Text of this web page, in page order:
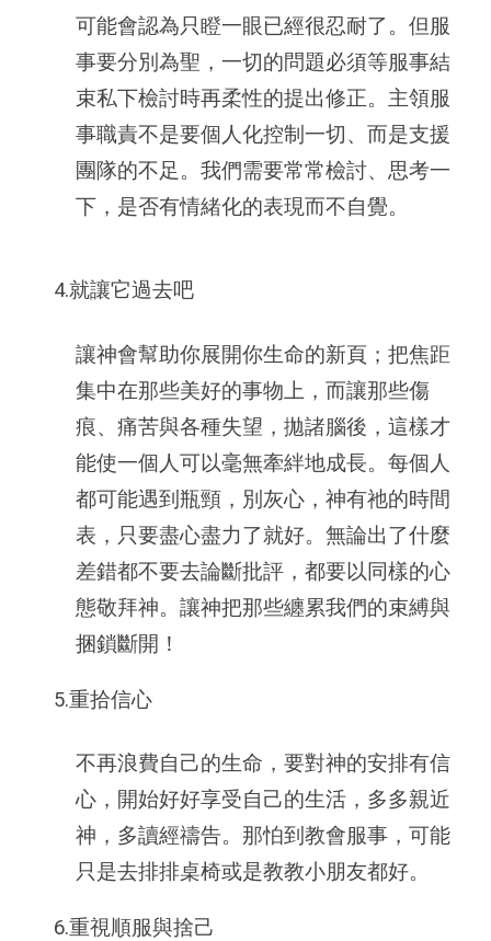
可能會認為只瞪一眼已經很忍耐了。但服
事要分別為聖，一切的問題必須等服事結
束私下檢討時再柔性的提出修正。主領服
事職責不是要個人化控制一切、而是支援
團隊的不足。我們需要常常檢討、思考一
下，是否有情緒化的表現而不自覺。
4.就讓它過去吧
讓神會幫助你展開你生命的新頁；把焦距
集中在那些美好的事物上，而讓那些傷
痕、痛苦與各種失望，拋諸腦後，這樣才
能使一個人可以毫無牽絆地成長。每個人
都可能遇到瓶頸，別灰心，神有祂的時間
表，只要盡心盡力了就好。無論出了什麼
差錯都不要去論斷批評，都要以同樣的心
態敬拜神。讓神把那些纏累我們的束縛與
捆鎖斷開！
5.重拾信心
不再浪費自己的生命，要對神的安排有信
心，開始好好享受自己的生活，多多親近
神，多讀經禱告。那怕到教會服事，可能
只是去排排桌椅或是教教小朋友都好。
6.重視順服與捨己